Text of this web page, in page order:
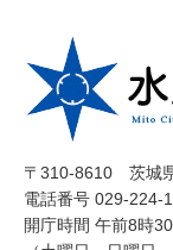
〒310-8610 茨城
電話番号 029-224-
開庁時間 午前8時